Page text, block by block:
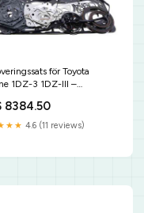
för Toyota
1DZ-3 1DZ-III –
Electrical Parts
8384.50
4.6 (11 reviews)